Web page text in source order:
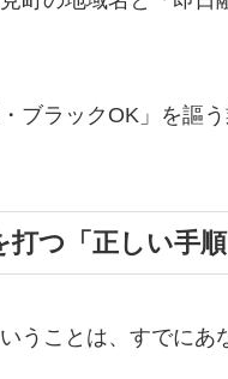
ブラックOK」を謳
つ「正しい手順
うことは、すでにあ